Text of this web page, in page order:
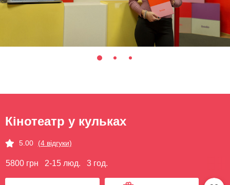
Кінотеатр у кульках
5.00 (4 відгуки)
5800 грн 2-15 люд. 3 год.